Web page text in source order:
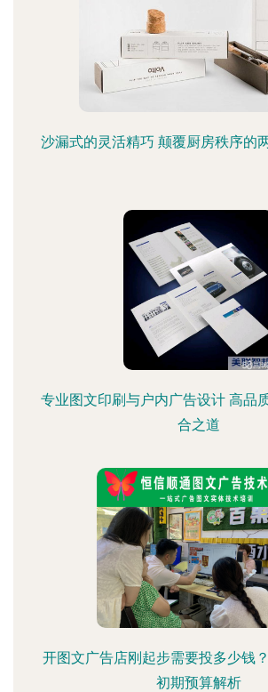
沙漏式的灵活精巧 颠覆厨房秩序的
专业图文印刷与户内广告设计 高品
合之道
开图文广告店刚起步需要投多少钱
初期预算解析